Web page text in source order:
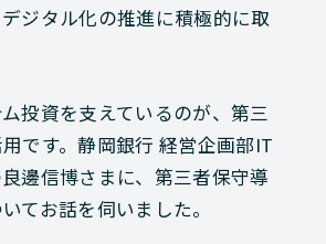
ジタル化の推進に積極的に取
投資を支えているのが、第三
です。静岡銀行 経営企画部IT
邊信博さまに、第三者保守導
てお話を伺いました。